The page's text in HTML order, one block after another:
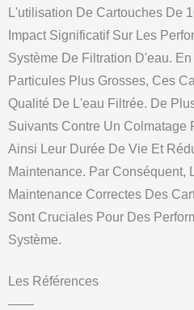
L'utilisation De Cartouches De
Impact Significatif Sur Les
Système De Filtration D'eau.
Particules Plus Grosses, Ces
Qualité De L'eau Filtrée. De
Suivants Contre Un Colmatage
Ainsi Leur Durée De Vie Et
Maintenance. Par Conséquent,
Maintenance Correctes Des
Sont Cruciales Pour Des
Système.
Les Références
——